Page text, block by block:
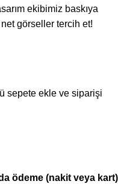
ekibimiz baskıya
görseller tercih et!
sepete ekle ve siparişi
ödeme (nakit veya kart)